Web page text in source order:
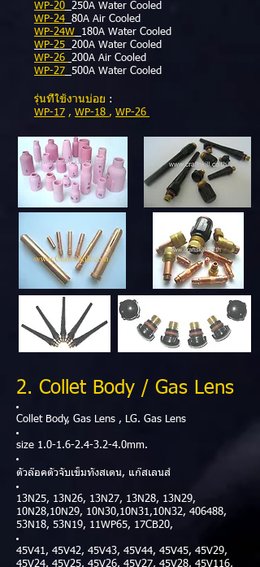
WP-20
250A Water Cooled
WP-24
80A Air Cooled
WP-24W
180A Water Cooled
WP-25
200A Water Cooled
WP-26
200A Air Cooled
WP-27
500A Water Cooled
รุ่นที่ใช้งานบ่อย :
WP-17 , WP-18 , WP-26
2. Collet Body / Gas Lens
Collet Body, Gas Lens , LG. Gas Lens
size 1.0-1.6-2.4-3.2-4.0mm.
ตัวล๊อคตัวจับเข็มทังสเตน, แก๊สเลนส์
13N25, 13N26, 13N27, 13N28, 13N29,
10N28,10N29, 10N30,10N31,10N32, 406488,
53N18, 53N19, 11WP65, 17CB20,
45V41, 45V42, 45V43, 45V44, 45V45, 45V29,
45V24, 45V25, 45V26, 45V27, 45V28, 45V116,